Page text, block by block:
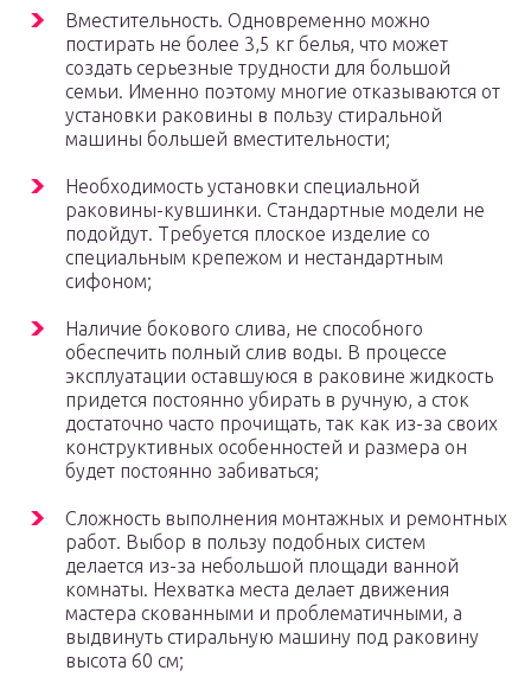
Вместительность. Одновременно можно
постирать не более 3,5 кг белья, что может
создать серьезные трудности для большой
семьи. Именно поэтому многие отказываются от
установки раковины в пользу стиральной
машины большей вместительности;
Необходимость установки специальной
раковины-кувшинки. Стандартные модели не
подойдут. Требуется плоское изделие со
специальным крепежом и нестандартным
сифоном;
Наличие бокового слива, не способного
обеспечить полный слив воды. В процессе
эксплуатации оставшуюся в раковине жидкость
придется постоянно убирать в ручную, а сток
достаточно часто прочищать, так как из-за своих
конструктивных особенностей и размера он
будет постоянно забиваться;
Сложность выполнения монтажных и ремонтных
работ. Выбор в пользу подобных систем
делается из-за небольшой площади ванной
комнаты. Нехватка места делает движения
мастера скованными и проблематичными, а
выдвинуть стиральную машину под раковину
высота 60 см;